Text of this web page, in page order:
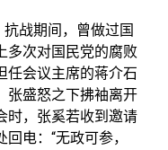
战期间，曾做过国
多次对国民党的腐败
任会议主席的蒋介石
张盛怒之下拂袖离开
时，张奚若收到邀请
电： “无政可参，